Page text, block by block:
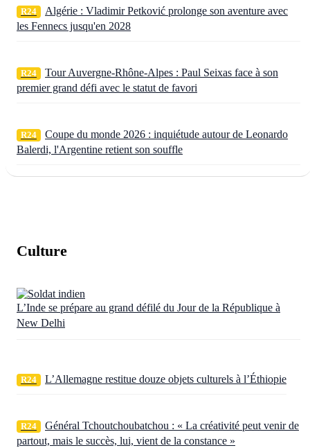
R24
Algérie : Vladimir Petković prolonge son aventure avec
les Fennecs jusqu'en 2028
R24
Tour Auvergne-Rhône-Alpes : Paul Seixas face à son
premier grand défi avec le statut de favori
R24
Coupe du monde 2026 : inquiétude autour de Leonardo
Balerdi, l'Argentine retient son souffle
Culture
L’Inde se prépare au grand défilé du Jour de la République à
New Delhi
R24 L’Allemagne restitue douze objets culturels à l’Éthiopie
R24
Général Tchoutchoubatchou : « La créativité peut venir de
partout, mais le succès, lui, vient de la constance »